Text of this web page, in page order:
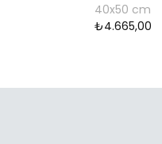
40x50 cm
₺4.665,00